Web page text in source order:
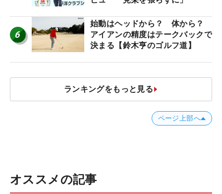
6
始動はヘッドから？ 体から？
アイアンの精度はテークバックで
決まる【鈴木亨のゴルフ道】
ランキングをもっと見る
ページ上部へ
オススメの記事